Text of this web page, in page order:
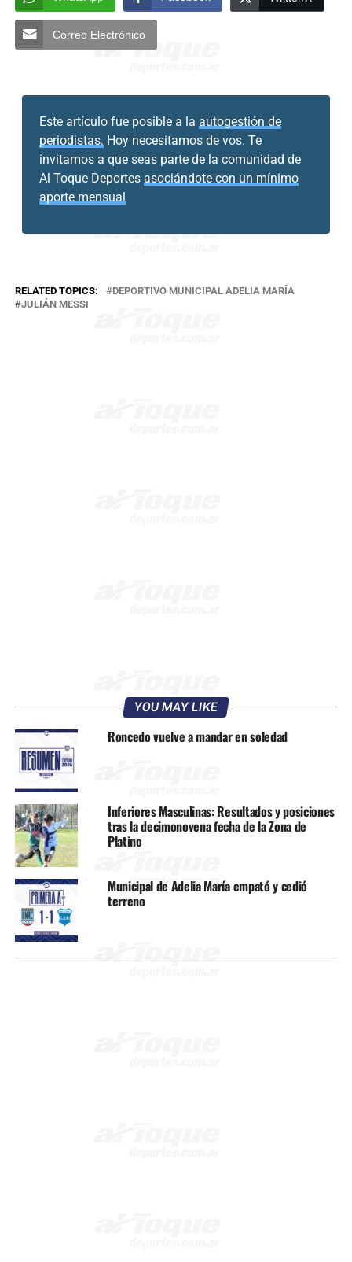
Correo Electrónico
Este artículo fue posible a la autogestión de
periodistas. Hoy necesitamos de vos. Te
invitamos a que seas parte de la comunidad de
Al Toque Deportes asociándote con un mínimo
aporte mensual
RELATED TOPICS:
DEPORTIVO MUNICIPAL ADELIA MARÍA
JULIÁN MESSI
YOU MAY LIKE
Roncedo vuelve a mandar en soledad
Inferiores Masculinas: Resultados y posiciones
tras la decimonovena fecha de la Zona de
Platino
Municipal de Adelia María empató y cedió
terreno